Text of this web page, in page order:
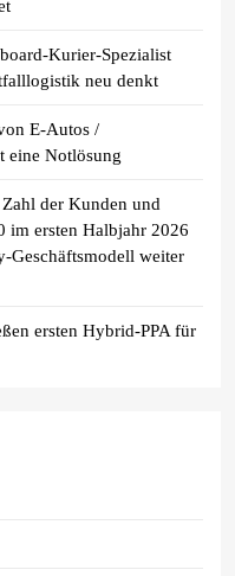
Kurier-Spezialist
neu denkt
E-Autos /
eine Notlösung
der Kunden und
im ersten Halbjahr 2026
Geschäftsmodell weiter
ersten Hybrid-PPA für